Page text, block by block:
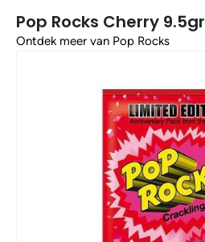
Pop Rocks Cherry 9.5gr
Ontdek meer van Pop Rocks